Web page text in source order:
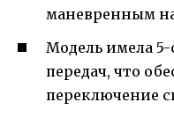
маневренным
Модель имела
передач, что
переключение